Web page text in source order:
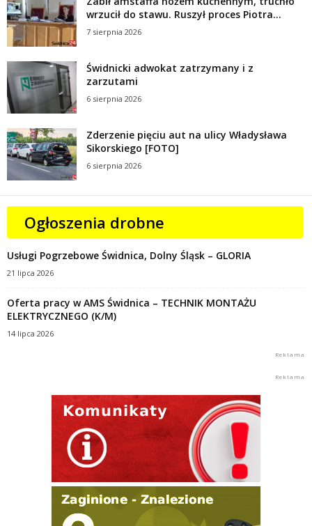
wrzucił do stawu. Ruszył proces Piotra...
7 sierpnia 2026
Świdnicki adwokat zatrzymany i z
zarzutami
6 sierpnia 2026
Zderzenie pięciu aut na ulicy Władysława
Sikorskiego [FOTO]
6 sierpnia 2026
Ogłoszenia drobne
Usługi Pogrzebowe Świdnica, Dolny Śląsk – GLORIA
21 lipca 2026
Oferta pracy w AMS Świdnica – TECHNIK MONTAŻU
ELEKTRYCZNEGO (K/M)
14 lipca 2026